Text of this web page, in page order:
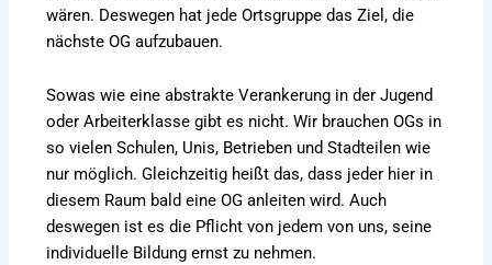
wären. Deswegen hat jede Ortsgruppe das Ziel, die
nächste OG aufzubauen.
Sowas wie eine abstrakte Verankerung in der Jugend
oder Arbeiterklasse gibt es nicht. Wir brauchen OGs in
so vielen Schulen, Unis, Betrieben und Stadteilen wie
nur möglich. Gleichzeitig heißt das, dass jeder hier in
diesem Raum bald eine OG anleiten wird. Auch
deswegen ist es die Pflicht von jedem von uns, seine
individuelle Bildung ernst zu nehmen.